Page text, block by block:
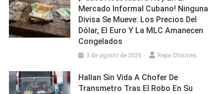
Mercado Informal Cubano! Ninguna
Divisa Se Mueve: Los Precios Del
Dólar, El Euro Y La MLC Amanecen
Congelados
3 de agosto de 2026 Repa Chismes
Hallan Sin Vida A Chofer De
Transmetro Tras El Robo En Su